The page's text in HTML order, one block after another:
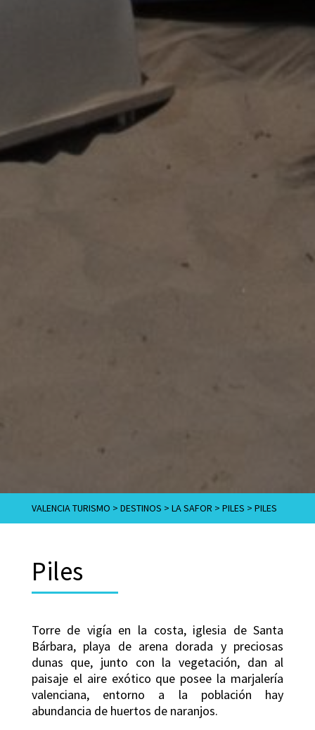
VALENCIA TURISMO > DESTINOS > LA SAFOR > PILES > PILES
Piles
Torre de vigía en la costa, iglesia de Santa
Bárbara, playa de arena dorada y preciosas
dunas que, junto con la vegetación, dan al
paisaje el aire exótico que posee la marjalería
valenciana, entorno a la población hay
abundancia de huertos de naranjos.